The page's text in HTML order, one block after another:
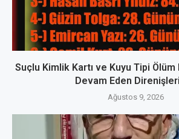
Suçlu Kimlik Kartı ve Kuyu Tipi Ölüm
Devam Eden
Ağustos 9, 2026